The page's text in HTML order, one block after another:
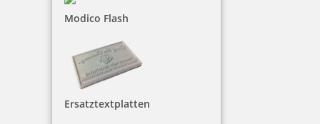
Modico Flash
Ersatztextplatten